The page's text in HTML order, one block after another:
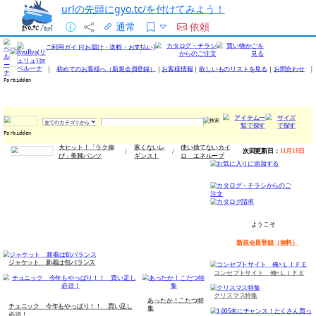
urlの先頭にgyo.tc/を付けてみよう！
通常
依頼